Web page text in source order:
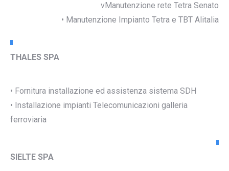
vManutenzione rete Tetra Senato
• Manutenzione Impianto Tetra e TBT Alitalia
THALES SPA
• Fornitura installazione ed assistenza sistema SDH
• Installazione impianti Telecomunicazioni galleria
ferroviaria
SIELTE SPA